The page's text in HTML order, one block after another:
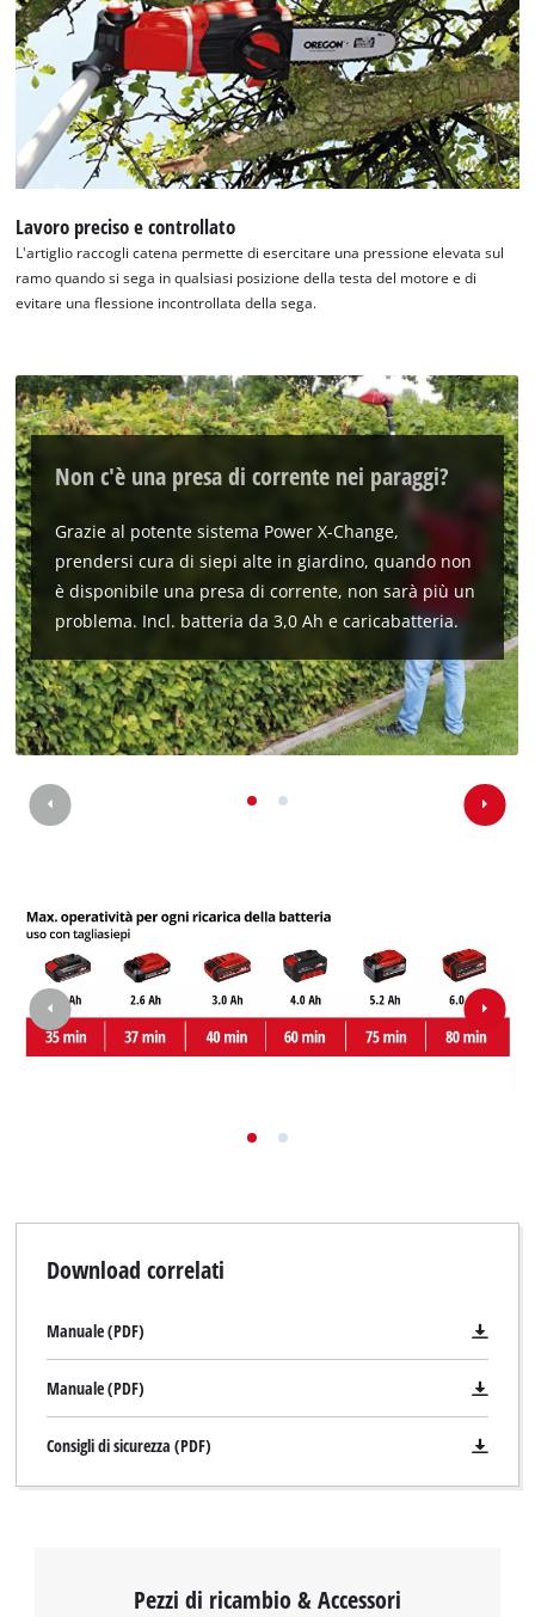
to trackers that are not disclosed to the
visitor. The website owner needs to setup
the site with their CMP to add this content
to the list of technologies used.
Powered byUsercentrics Consent
Management Platform
Lavoro preciso e controllato
L'artiglio raccogli catena permette di esercitare una pressione elevata sul
ramo quando si sega in qualsiasi posizione della testa del motore e di
evitare una flessione incontrollata della sega.
Non c'è una presa di corrente nei paraggi?
Grazie al potente sistema Power X-Change,
prendersi cura di siepi alte in giardino, quando non
è disponibile una presa di corrente, non sarà più un
problema. Incl. batteria da 3,0 Ah e caricabatteria.
Download correlati
Manuale (PDF)
Manuale (PDF)
Consigli di sicurezza (PDF)
Pezzi di ricambio & Accessori